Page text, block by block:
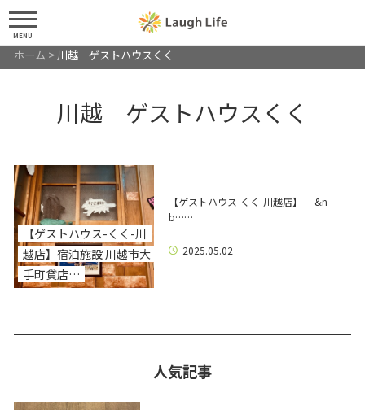
MENU
ホーム > 川越 ゲストハウスくく
川越 ゲストハウスくく
【ゲストハウス-くく-川
越店】宿泊施設 川越市大
手町貸店…
【ゲストハウス-くく-川越店】 &n
b……
2025.05.02
人気記事